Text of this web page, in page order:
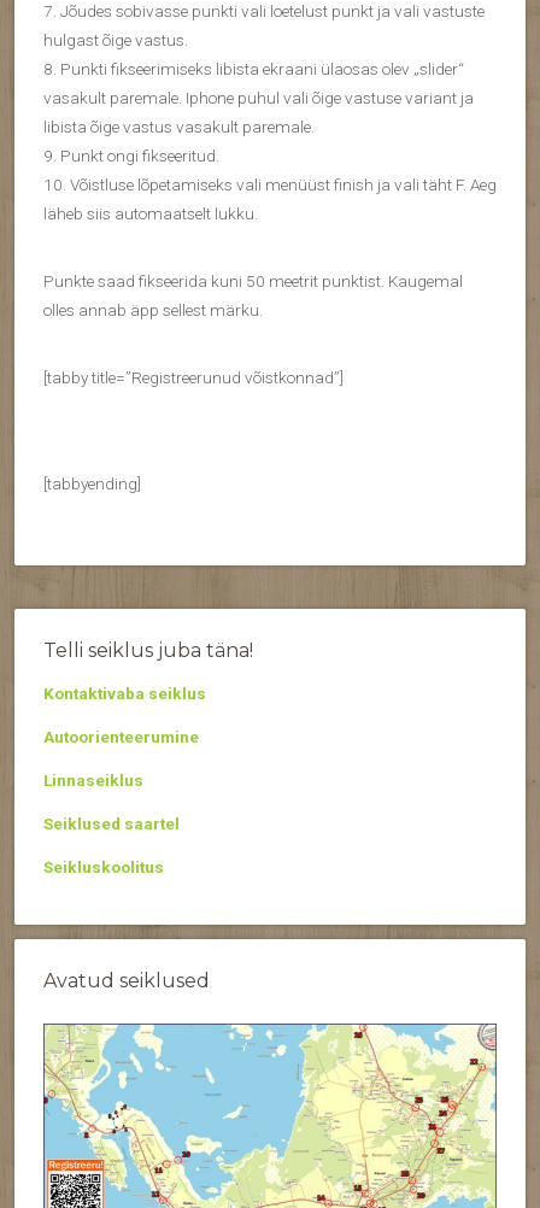
7. Jõudes sobivasse punkti vali loetelust punkt ja vali vastuste
hulgast õige vastus.
8. Punkti fikseerimiseks libista ekraani ülaosas olev „slider“
vasakult paremale. Iphone puhul vali õige vastuse variant ja
libista õige vastus vasakult paremale.
9. Punkt ongi fikseeritud.
10. Võistluse lõpetamiseks vali menüüst finish ja vali täht F. Aeg
läheb siis automaatselt lukku.
Punkte saad fikseerida kuni 50 meetrit punktist. Kaugemal
olles annab äpp sellest märku.
[tabby title=”Registreerunud võistkonnad”]
[tabbyending]
Telli seiklus juba täna!
Kontaktivaba seiklus
Autoorienteerumine
Linnaseiklus
Seiklused saartel
Seikluskoolitus
Avatud seiklused